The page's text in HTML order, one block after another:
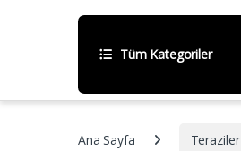
Tüm Kategoriler
Ana Sayfa Teraziler